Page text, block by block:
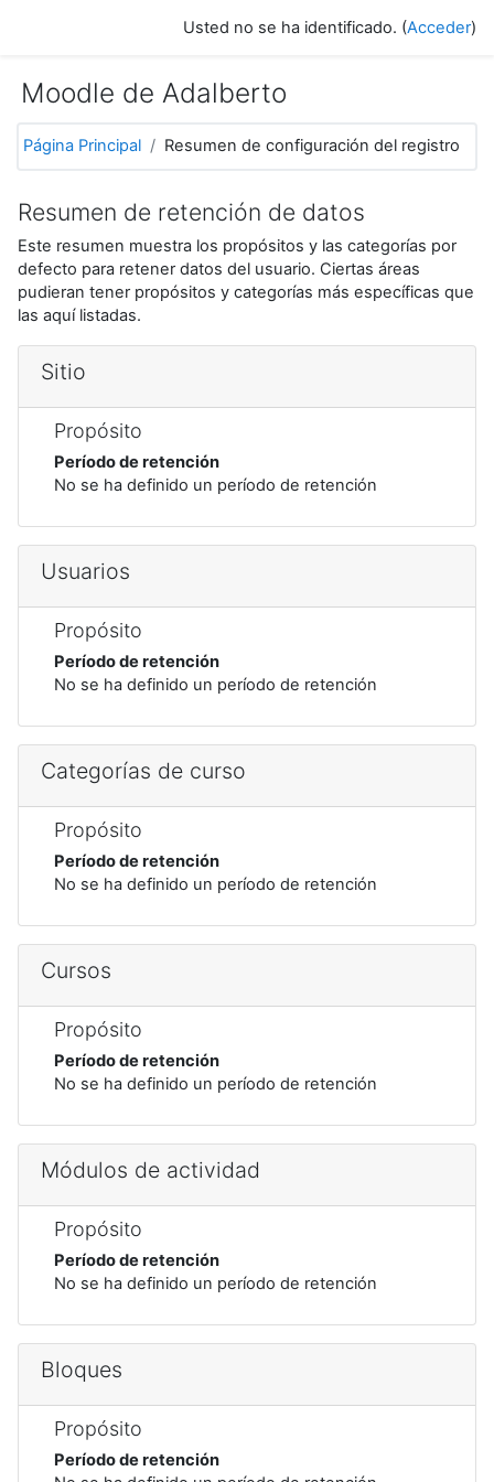
Usted no se ha identificado. (Acceder)
Moodle de Adalberto
Página Principal Resumen de configuración del registro
Resumen de retención de datos
Este resumen muestra los propósitos y las categorías por
defecto para retener datos del usuario. Ciertas áreas
pudieran tener propósitos y categorías más específicas que
las aquí listadas.
Sitio
Propósito
Período de retención
No se ha definido un período de retención
Usuarios
Propósito
Período de retención
No se ha definido un período de retención
Categorías de curso
Propósito
Período de retención
No se ha definido un período de retención
Cursos
Propósito
Período de retención
No se ha definido un período de retención
Módulos de actividad
Propósito
Período de retención
No se ha definido un período de retención
Bloques
Propósito
Período de retención